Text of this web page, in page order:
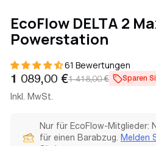
EcoFlow DELTA 2
Powerstation
61 Bewertungen
Verkaufspreis
1 089,00 €
Regulärer
Preis 1 418,00 € Sparen
Inkl. MwSt.
Nur für EcoFlow-Mitglieder:
für einen Barabzug. Melden